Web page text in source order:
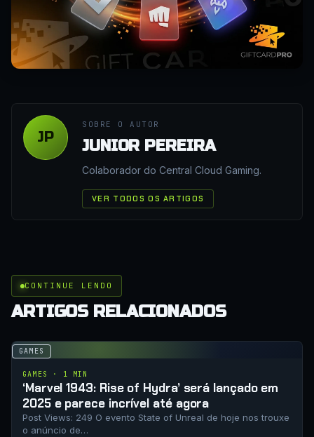
JP
SOBRE O AUTOR
JUNIOR PEREIRA
Colaborador do Central Cloud Gaming.
VER TODOS OS ARTIGOS
CONTINUE LENDO
ARTIGOS RELACIONADOS
GAMES
GAMES · 1 MIN
‘Marvel 1943: Rise of Hydra’ será lançado em
2025 e parece incrível até agora
Post Views: 249 O evento State of Unreal de hoje nos trouxe
o anúncio de…